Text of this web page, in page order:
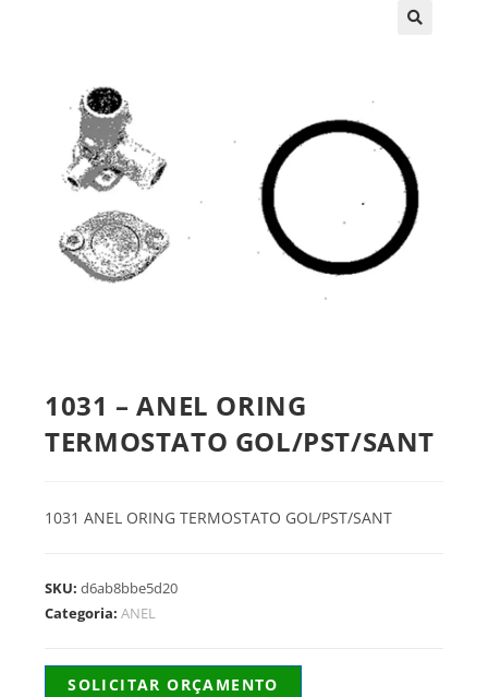
1031 – ANEL ORING
TERMOSTATO GOL/PST/SANT
1031 ANEL ORING TERMOSTATO GOL/PST/SANT
SKU:d6ab8bbe5d20
Categoria:ANEL
SOLICITAR ORÇAMENTO